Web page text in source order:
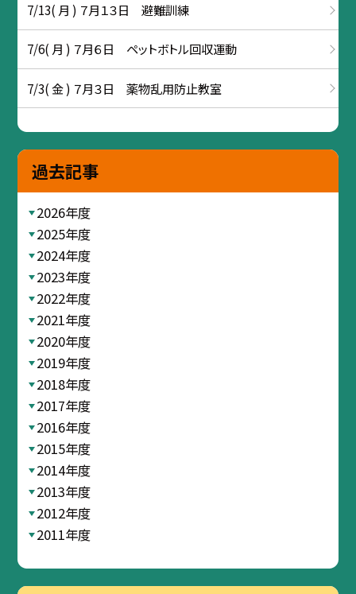
7/13( 月 ) ７月１３日 避難訓練
7/6( 月 ) ７月６日 ペットボトル回収運動
7/3( 金 ) ７月３日 薬物乱用防止教室
過去記事
2026年度
2025年度
2024年度
2023年度
2022年度
2021年度
2020年度
2019年度
2018年度
2017年度
2016年度
2015年度
2014年度
2013年度
2012年度
2011年度